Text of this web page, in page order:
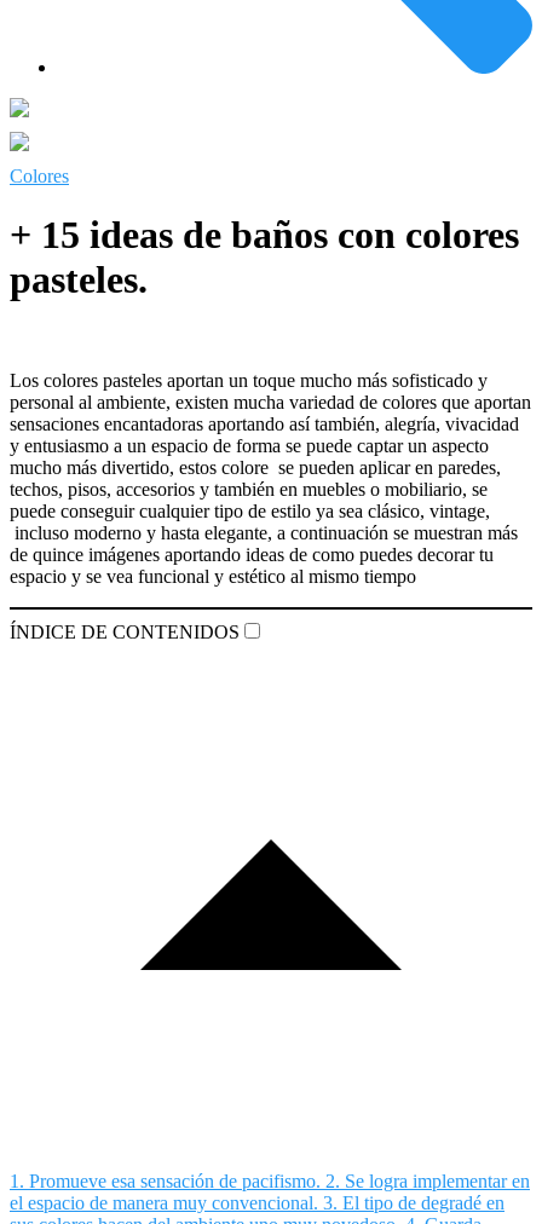
Colores
+ 15 ideas de baños con colores
pasteles.
Los colores pasteles aportan un toque mucho más sofisticado y
personal al ambiente, existen mucha variedad de colores que aportan
sensaciones encantadoras aportando así también, alegría, vivacidad
y entusiasmo a un espacio de forma se puede captar un aspecto
mucho más divertido, estos colore se pueden aplicar en paredes,
techos, pisos, accesorios y también en muebles o mobiliario, se
puede conseguir cualquier tipo de estilo ya sea clásico, vintage,
incluso moderno y hasta elegante, a continuación se muestran más
de quince imágenes aportando ideas de como puedes decorar tu
espacio y se vea funcional y estético al mismo tiempo
ÍNDICE DE CONTENIDOS
1. Promueve esa sensación de pacifismo. 2. Se logra implementar en
el espacio de manera muy convencional. 3. El tipo de degradé en